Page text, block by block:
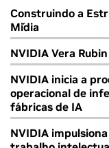
Construindo a
Mídia
NVIDIA Vera
NVIDIA inicia a
operacional de
fábricas de IA
NVIDIA